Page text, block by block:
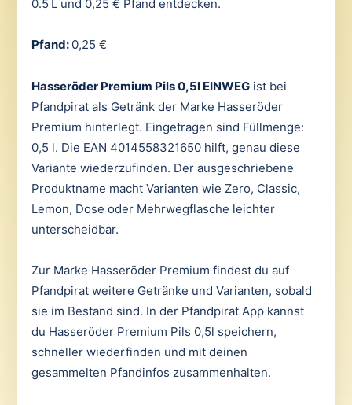
0.5 L und 0,25 € Pfand entdecken.
Pfand: 0,25 €
Hasseröder Premium Pils 0,5l EINWEGist bei
Pfandpirat als Getränk der Marke Hasseröder
Premium hinterlegt. Eingetragen sind Füllmenge:
0,5 l. Die EAN 4014558321650 hilft, genau diese
Variante wiederzufinden. Der ausgeschriebene
Produktname macht Varianten wie Zero, Classic,
Lemon, Dose oder Mehrwegflasche leichter
unterscheidbar.
Zur Marke Hasseröder Premium findest du auf
Pfandpirat weitere Getränke und Varianten, sobald
sie im Bestand sind. In der Pfandpirat App kannst
du Hasseröder Premium Pils 0,5l speichern,
schneller wiederfinden und mit deinen
gesammelten Pfandinfos zusammenhalten.